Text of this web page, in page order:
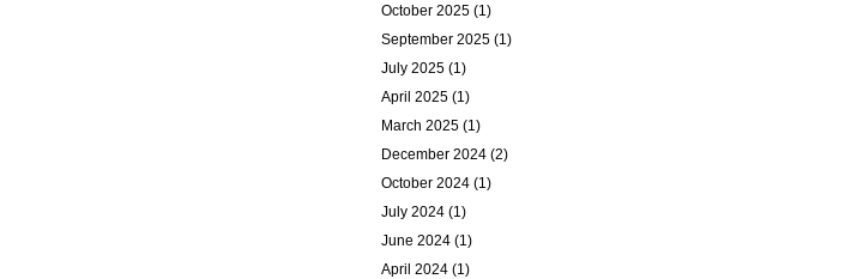
October 2025 (1)
September 2025 (1)
July 2025 (1)
April 2025 (1)
March 2025 (1)
December 2024 (2)
October 2024 (1)
July 2024 (1)
June 2024 (1)
April 2024 (1)